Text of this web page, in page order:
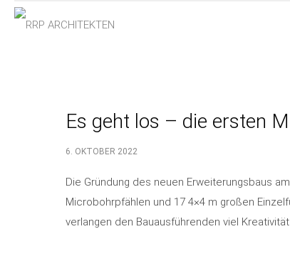
Es geht los – die ersten
6. OKTOBER 2022
Die Gründung des neuen Erweiterungsbaus
Microbohrpfählen und 17 4×4 m großen
verlangen den Bauausführenden viel